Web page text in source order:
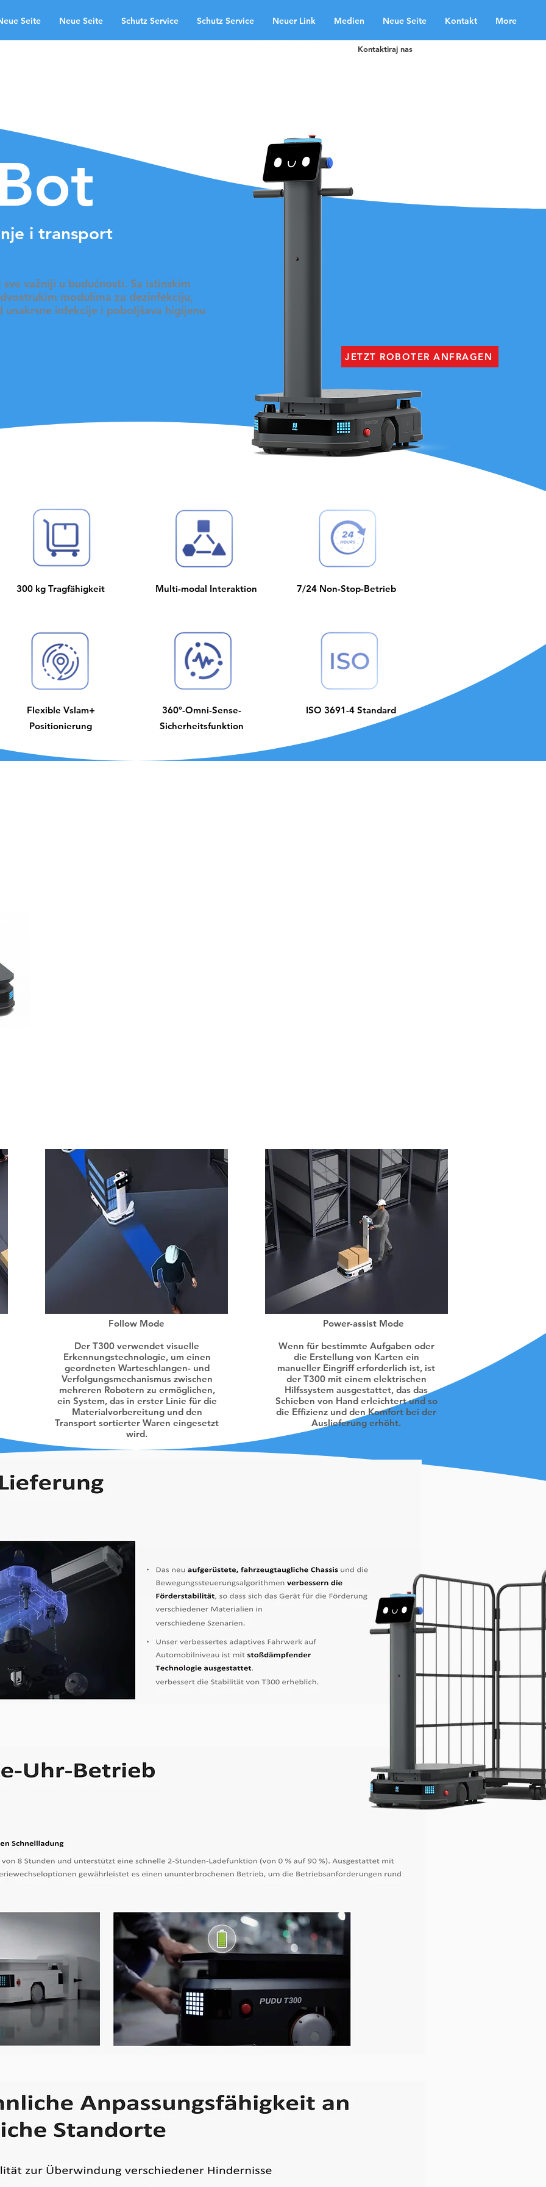
Seite Neue Seite Schutz Service Schutz Service Neuer Link Medien Neue Seite Kontakt More
Kontaktiraj nas
i transport
važniji u budućnosti. Sa istinskim
modulima za dezinfekciju,
infekcije i poboljšava higijenu
JETZT ROBOTER ANFRAGEN
Flexible Vslam+
Positionierung
300 kg Tragfähigkeit Multi-modal Interaktion 7/24 Non-Stop-Betrieb
ISO 3691-4 Standard
360°-Omni-Sense-
Sicherheitsfunktion
Follow Mode
Der T300 verwendet visuelle
Erkennungstechnologie, um einen
geordneten Warteschlangen- und
Verfolgungsmechanismus zwischen
mehreren Robotern zu ermöglichen,
ein System, das in erster Linie für die
Materialvorbereitung und den
Transport sortierter Waren eingesetzt
wird.
Power-assist Mode
Wenn für bestimmte Aufgaben oder
die Erstellung von Karten ein
manueller Eingriff erforderlich ist, ist
der T300 mit einem elektrischen
Hilfssystem ausgestattet, das das
Schieben von Hand erleichtert und so
die Effizienz und den Komfort bei der
Auslieferung erhöht.